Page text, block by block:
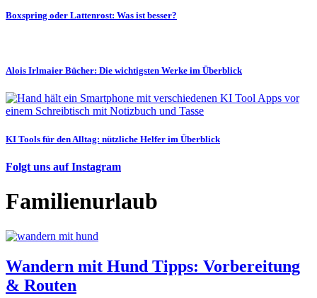
Boxspring oder Lattenrost: Was ist besser?
Alois Irlmaier Bücher: Die wichtigsten Werke im Überblick
KI Tools für den Alltag: nützliche Helfer im Überblick
Folgt uns auf Instagram
Familienurlaub
Wandern mit Hund Tipps: Vorbereitung
& Routen